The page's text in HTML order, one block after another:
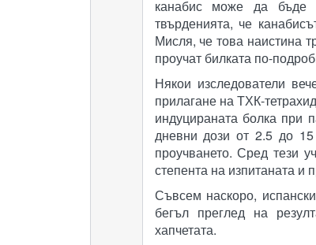
канабис може да бъде
твърденията, че
Мисля, че това наистина
проучат билката по-
Някои изследователи
прилагане на ТХК-
индуцираната болка при
дневни дози от 2.5 до
проучването. Сред тези
степента на изпитаната и
Съвсем наскоро,
бегъл преглед на
хапчетата.